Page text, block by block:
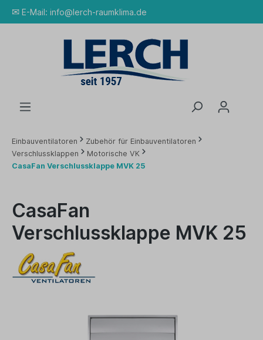
✉ E-Mail: info@lerch-raumklima.de
Einbauventilatoren
Zubehör für Einbauventilatoren
Verschlussklappen
Motorische VK
CasaFan Verschlussklappe MVK 25
CasaFan
Verschlussklappe MVK 25